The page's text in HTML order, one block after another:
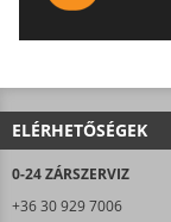
ELÉRHETŐSÉGEK
0-24 ZÁRSZERVIZ
+36 30 929 7006